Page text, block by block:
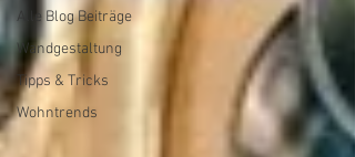
Alle Blog Beiträge
Wandgestaltung
Tipps & Tricks
Wohntrends